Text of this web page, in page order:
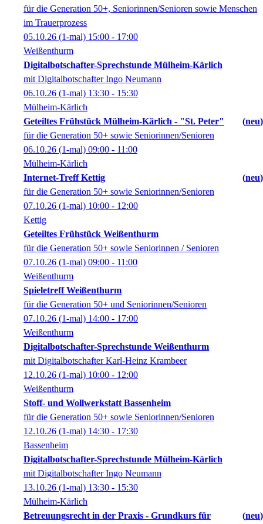
für die Generation 50+, Seniorinnen/Senioren sowie Menschen
im Trauerprozess
05.10.26 (1-mal) 15:00 - 17:00
Weißenthurm
Digitalbotschafter-Sprechstunde Mülheim-Kärlich
mit Digitalbotschafter Ingo Neumann
06.10.26 (1-mal) 13:30 - 15:30
Mülheim-Kärlich
Geteiltes Frühstück Mülheim-Kärlich - "St. Peter"
neu
für die Generation 50+ sowie Seniorinnen/Senioren
06.10.26 (1-mal) 09:00 - 11:00
Mülheim-Kärlich
Internet-Treff Kettig
neu
für die Generation 50+ sowie Seniorinnen/Senioren
07.10.26 (1-mal) 10:00 - 12:00
Kettig
Geteiltes Frühstück Weißenthurm
für die Generation 50+ sowie Seniorinnen / Senioren
07.10.26 (1-mal) 09:00 - 11:00
Weißenthurm
Spieletreff Weißenthurm
für die Generation 50+ und Seniorinnen/Senioren
07.10.26 (1-mal) 14:00 - 17:00
Weißenthurm
Digitalbotschafter-Sprechstunde Weißenthurm
mit Digitalbotschafter Karl-Heinz Krambeer
12.10.26 (1-mal) 10:00 - 12:00
Weißenthurm
Stoff- und Wollwerkstatt Bassenheim
für die Generation 50+ sowie Seniorinnen/Senioren
12.10.26 (1-mal) 14:30 - 17:30
Bassenheim
Digitalbotschafter-Sprechstunde Mülheim-Kärlich
mit Digitalbotschafter Ingo Neumann
13.10.26 (1-mal) 13:30 - 15:30
Mülheim-Kärlich
Betreuungsrecht in der Praxis - Grundkurs für
neu